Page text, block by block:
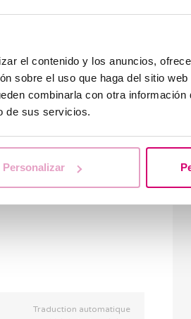
el contenido y los anuncios,
sobre el uso que haga del sitio
combinarla con otra información
de sus servicios.
Personalizar
avancé permet de
jeunes patientes qui
ayant une bonne qualité
car les taux de
sont compromis.
Traduction automatique